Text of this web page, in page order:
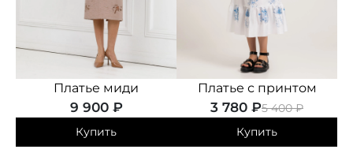
Платье миди
9 900 ₽
Купить
Платье с принтом
3 780 ₽5 400 ₽
Купить